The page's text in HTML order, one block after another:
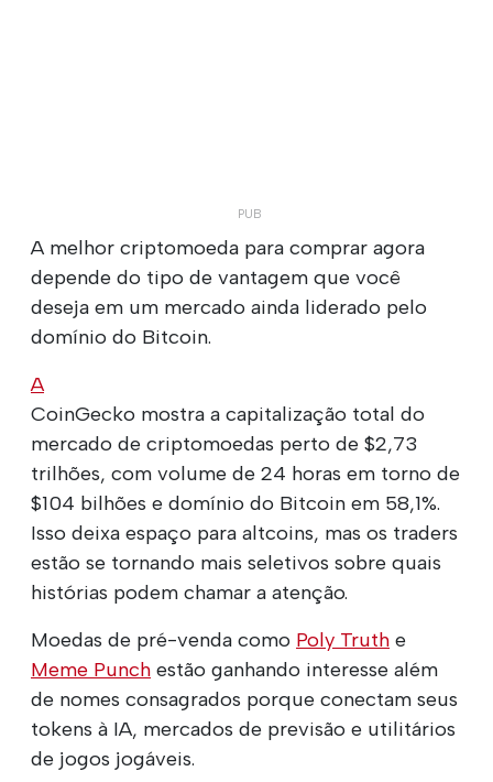
A melhor criptomoeda para comprar agora
depende do tipo de vantagem que você
deseja em um mercado ainda liderado pelo
domínio do Bitcoin.
A
CoinGecko mostra a capitalização total do
mercado de criptomoedas perto de $2,73
trilhões, com volume de 24 horas em torno de
$104 bilhões e domínio do Bitcoin em 58,1%.
Isso deixa espaço para altcoins, mas os traders
estão se tornando mais seletivos sobre quais
histórias podem chamar a atenção.
Moedas de pré-venda como Poly Truth e
Meme Punch estão ganhando interesse além
de nomes consagrados porque conectam seus
tokens à IA, mercados de previsão e utilitários
de jogos jogáveis.